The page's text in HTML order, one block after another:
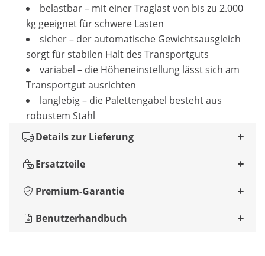
belastbar – mit einer Traglast von bis zu 2.000
kg geeignet für schwere Lasten
sicher – der automatische Gewichtsausgleich
sorgt für stabilen Halt des Transportguts
variabel – die Höheneinstellung lässt sich am
Transportgut ausrichten
langlebig – die Palettengabel besteht aus
robustem Stahl
Details zur Lieferung
Ersatzteile
Premium-Garantie
Benutzerhandbuch